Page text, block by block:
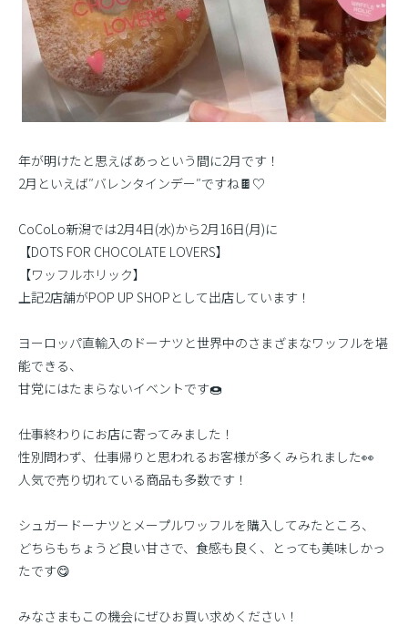
年が明けたと思えばあっという間に2月です！
2月といえば″バレンタインデー″ですね🍫♡
CoCoLo新潟では2月4日(水)から2月16日(月)に
【DOTS FOR CHOCOLATE LOVERS】
【ワッフルホリック】
上記2店舗がPOP UP SHOPとして出店しています！
ヨーロッパ直輸入のドーナツと世界中のさまざまなワッフルを堪
能できる、
甘党にはたまらないイベントです🍩
仕事終わりにお店に寄ってみました！
性別問わず、仕事帰りと思われるお客様が多くみられました👀
人気で売り切れている商品も多数です！
シュガードーナツとメープルワッフルを購入してみたところ、
どちらもちょうど良い甘さで、食感も良く、とっても美味しかっ
たです😋
みなさまもこの機会にぜひお買い求めください！